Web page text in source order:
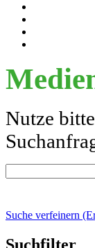
Nutze
Suche verfeinern